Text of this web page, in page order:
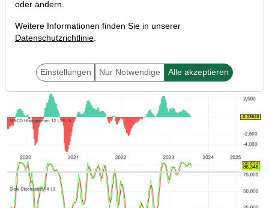
oder ändern.
Weitere Informationen finden Sie in unserer
Datenschutzrichtlinie.
Einstellungen Nur Notwendige Alle akzeptieren